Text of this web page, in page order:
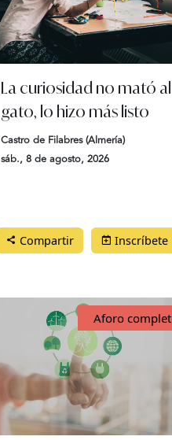
La curiosidad no mató al
gato, lo hizo más listo
Castro de Filabres (Almería)
sáb., 8 de agosto, 2026
Compartir Inscríbete
Aforo